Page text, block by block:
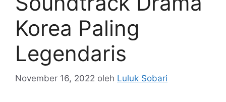
Korea Paling
Legendaris
November 16, 2022 oleh Luluk Sobari